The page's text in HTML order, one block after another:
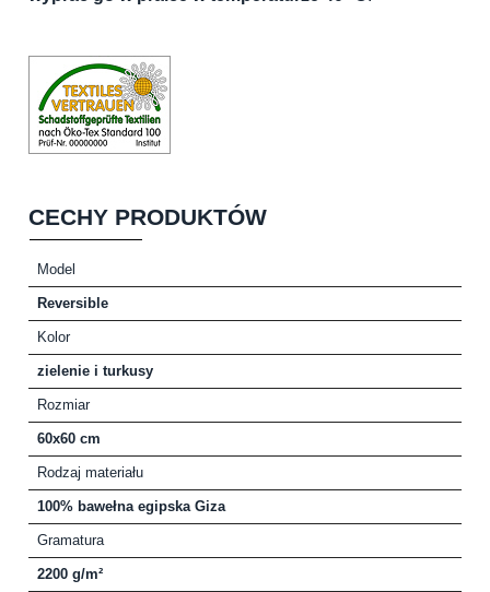
CECHY PRODUKTÓW
Model
Reversible
Kolor
zielenie i turkusy
Rozmiar
60x60 cm
Rodzaj materiału
100% bawełna egipska Giza
Gramatura
2200 g/m²